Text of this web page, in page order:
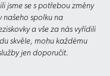
jsme se s potřebou změny
našeho spolku na
a vše za nás vyřídili
skvěle, mohu každému
jen doporučit.